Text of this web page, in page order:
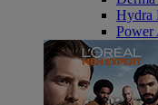
Hydra
Power